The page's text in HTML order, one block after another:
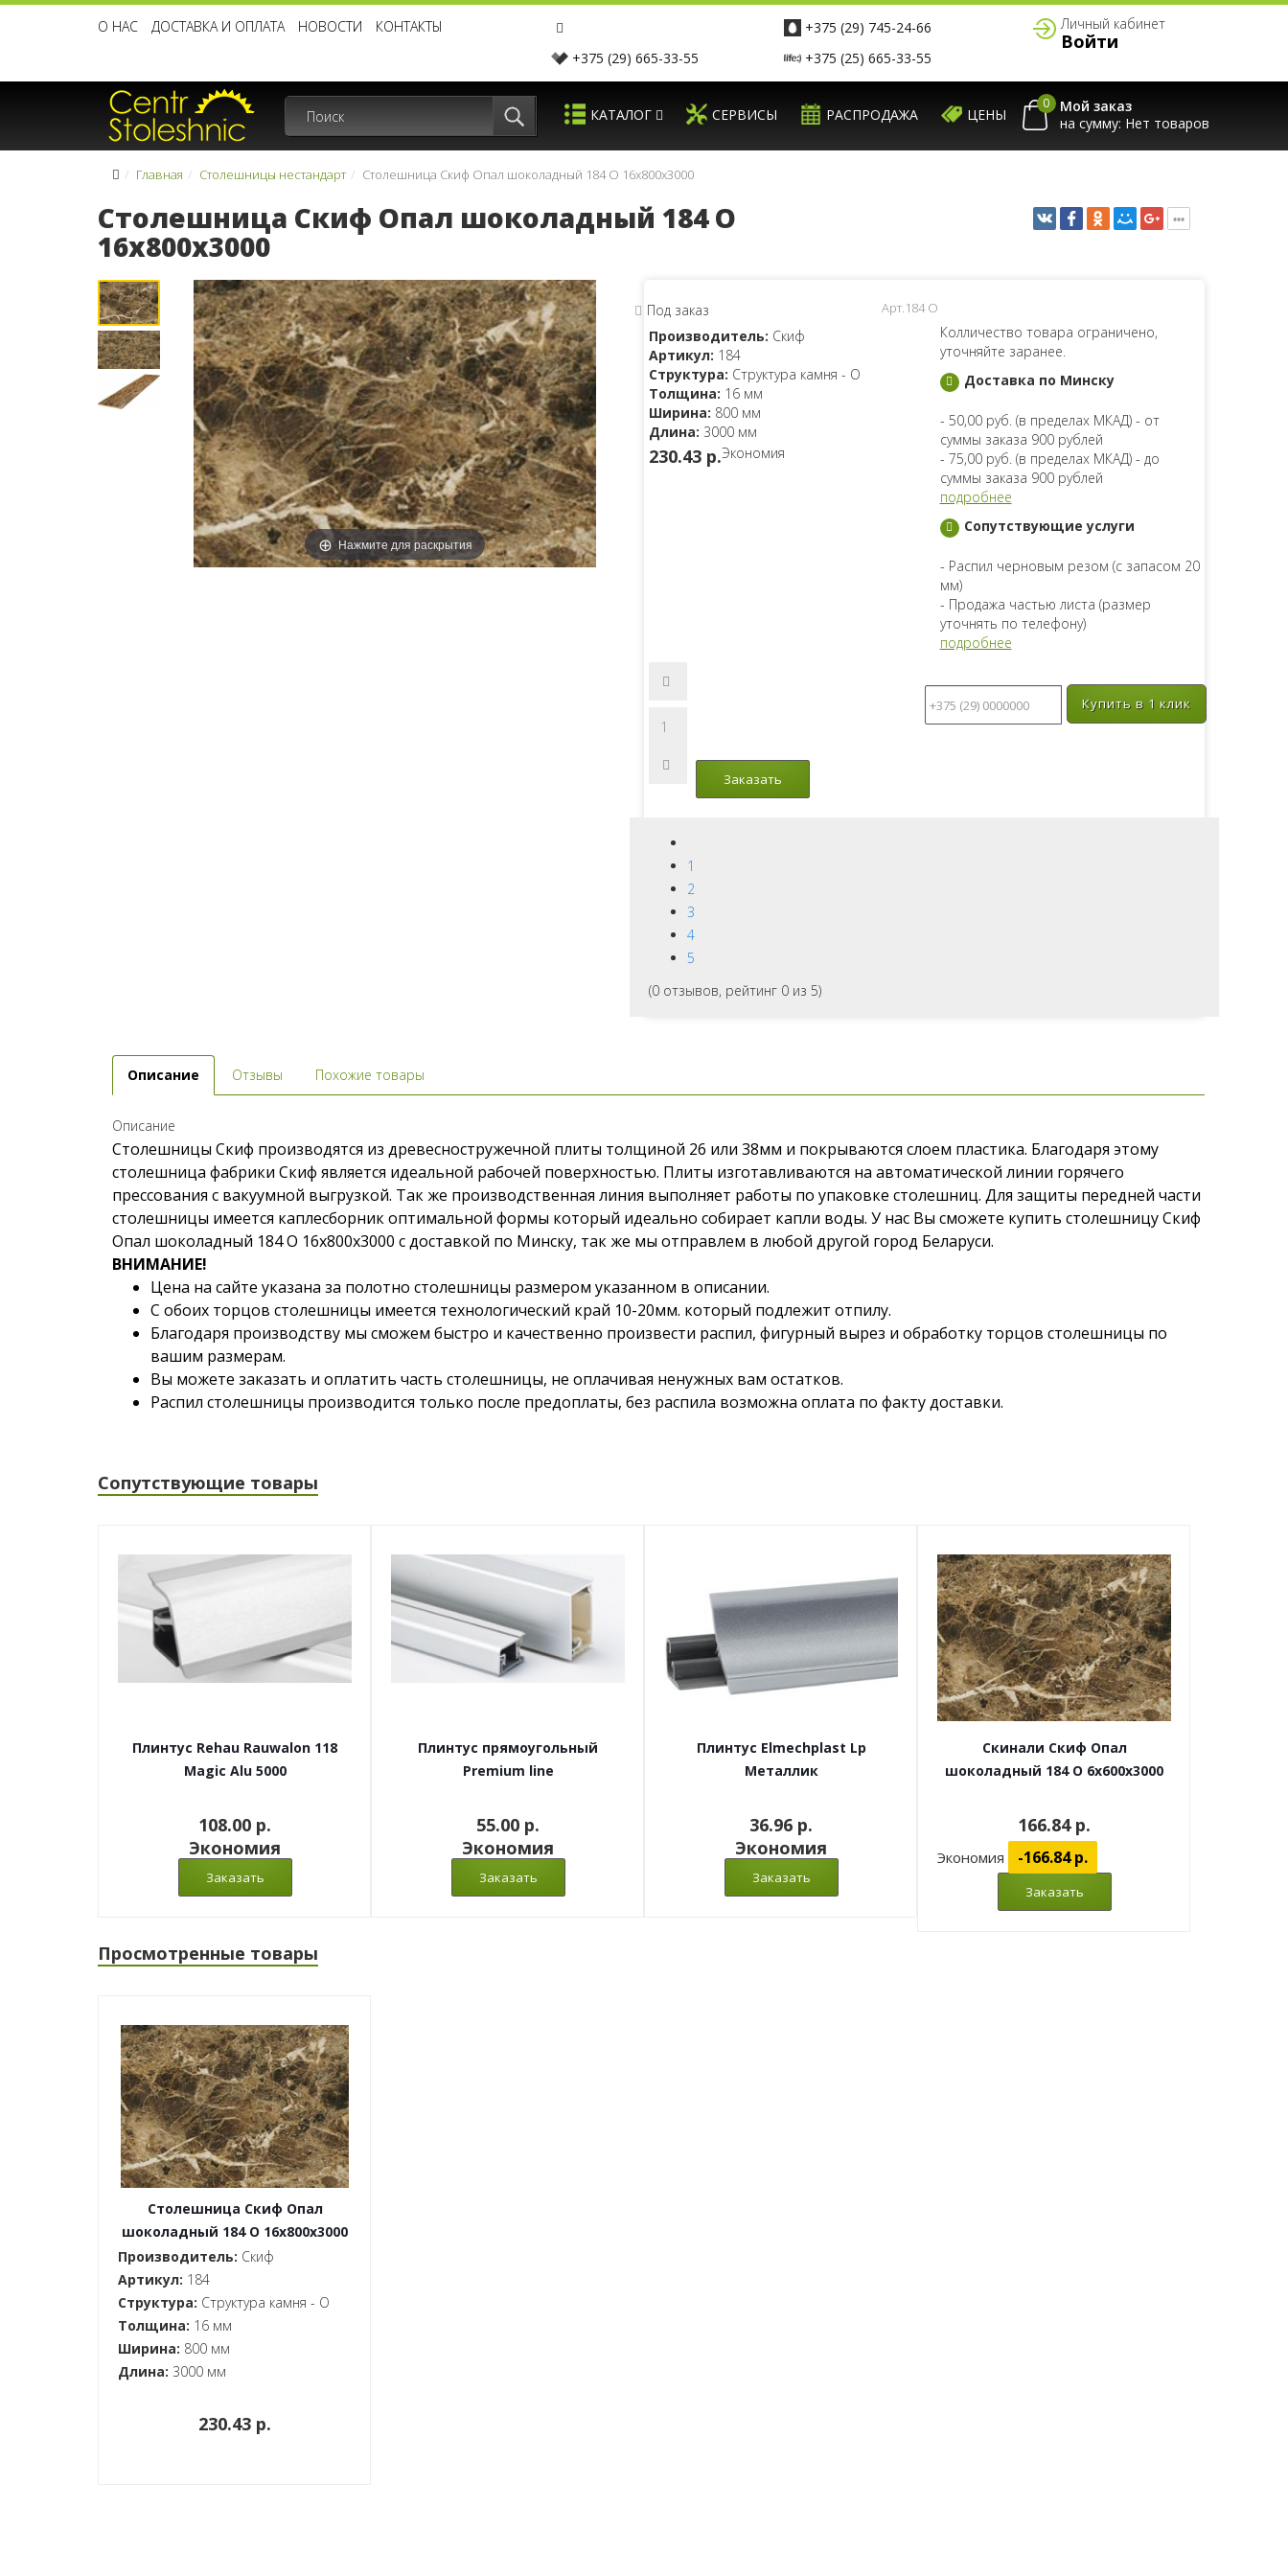
О НАС ДОСТАВКА И ОПЛАТА НОВОСТИ
КОНТАКТЫ
+375 (29) 665-33-55
+375 (29) 745-24-66
+375 (25) 665-33-55
Личный кабинет
Войти
КАТАЛОГ СЕРВИСЫ РАСПРОДАЖА ЦЕНЫ
0
Мой заказ
на сумму:
Главная Столешницы нестандарт Столешница Скиф Опал шоколадный 184 O 16x800x3000
Столешница Скиф Опал шоколадный 184 O
16x800x3000
Нажмите для раскрытия
Под заказ Арт.184 O
Производитель: Скиф
Артикул: 184
Структура: Структура камня - O
Толщина: 16 мм
Ширина: 800 мм
Длина: 3000 мм
230.43 p.Экономия
Колличество товара ограничено,
уточняйте заранее.
Доставка по Минску
- 50,00 руб. (в пределах МКАД) - от
суммы заказа 900 рублей
- 75,00 руб. (в пределах МКАД) - до
суммы заказа 900 рублей
подробнее
Сопутствующие услуги
- Распил черновым резом (с запасом 20
мм)
- Продажа частью листа (размер
уточнять по телефону)
подробнее
Купить в 1 клик
1
2
3
4
5
(0 отзывов, рейтинг 0 из 5)
Описание Отзывы Похожие товары
Описание
Столешницы Скиф производятся из древесностружечной плиты толщиной 26 или 38мм и покрываются слоем пластика. Благодаря этому
столешница фабрики Скиф является идеальной рабочей поверхностью. Плиты изготавливаются на автоматической линии горячего
прессования с вакуумной выгрузкой. Так же производственная линия выполняет работы по упаковке столешниц. Для защиты передней части
столешницы имеется каплесборник оптимальной формы который идеально собирает капли воды. У нас Вы сможете купить столешницу Скиф
Опал шоколадный 184 O 16x800x3000 с доставкой по Минску, так же мы отправлем в любой другой город Беларуси.
ВНИМАНИЕ!
Цена на сайте указана за полотно столешницы размером указанном в описании.
С обоих торцов столешницы имеется технологический край 10-20мм. который подлежит отпилу.
Благодаря производству мы сможем быстро и качественно произвести распил, фигурный вырез и обработку торцов столешницы по
вашим размерам.
Вы можете заказать и оплатить часть столешницы, не оплачивая ненужных вам остатков.
Распил столешницы производится только после предоплаты, без распила возможна оплата по факту доставки.
Сопутствующие товары
Плинтус Rehau Rauwalon 118
Magic Alu 5000
108.00 p.
Экономия
Плинтус прямоугольный
Premium line
55.00 p.
Экономия
Плинтус Elmechplast Lp
Металлик
36.96 p.
Экономия
Скинали Скиф Опал
шоколадный 184 O 6x600x3000
166.84 p.
Экономия -166.84 p.
Просмотренные товары
Столешница Скиф Опал
шоколадный 184 O 16x800x3000
Производитель: Скиф
Артикул: 184
Структура: Структура камня - O
Толщина: 16 мм
Ширина: 800 мм
Длина: 3000 мм
230.43 p.